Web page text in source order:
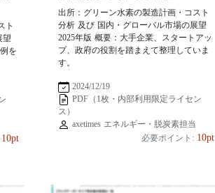
ト
望
を
10pt
出所：グリーン水素の製造計画・コスト
分析 及び 国内・グローバル市場の展望
2025年版 概要：大手企業、スタートアッ
プ、政府の役割を踏まえて整理していま
す。
2024/12/19
PDF（1枚・内部利用限定ライセン
ス）
axetimes エネルギー・脱炭素担当
必要ポイント: 10pt